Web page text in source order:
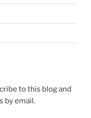
to this blog and
by email.